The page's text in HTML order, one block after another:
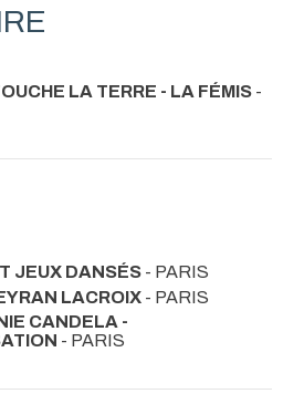
LA TERRE - LA FÉMIS -
JEUX DANSÉS - PARIS
LACROIX - PARIS
CANDELA -
- PARIS